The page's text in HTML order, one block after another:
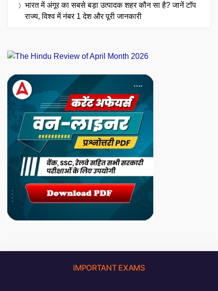
भारत में अंगूर का सबसे बड़ा उत्पादक शहर कौन सा है? जानें टॉप
राज्य, विश्व में नंबर 1 देश और पूरी जानकारी
IMPORTANT EXAMS